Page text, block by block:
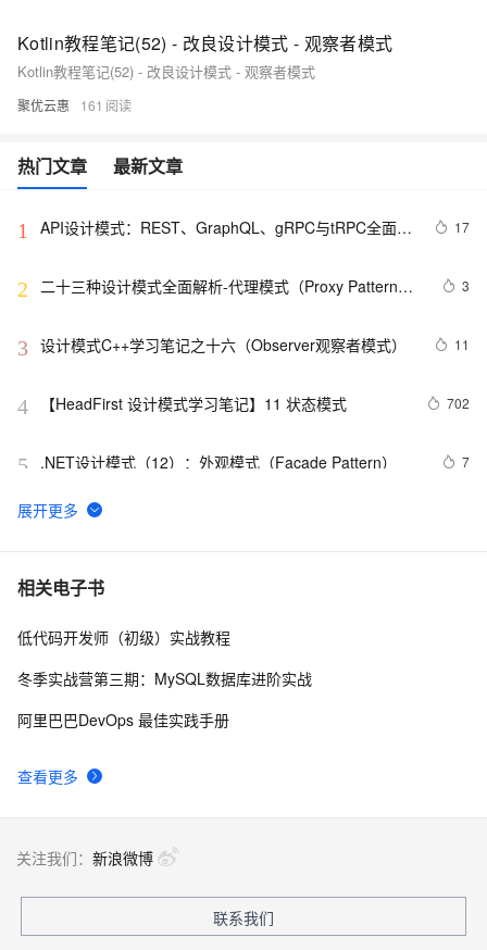
Kotlin教程笔记(52) - 改良设计模式 - 观察者模式
Kotlin教程笔记(52) - 改良设计模式 - 观察者模式
聚优云惠 161
热门文章 最新文章
1
API设计模式：REST、GraphQL、gRPC与tRPC全面解
17
2 二十三种设计模式全面解析-代理模式（Proxy Pattern）
3
3 设计模式C++学习笔记之十六（Observer观察者模式） 11
4 【HeadFirst 设计模式学习笔记】11 状态模式 702
5 .NET设计模式（12）：外观模式（Façade Pattern） 7
6
Net设计模式实例之解释器模式（Interpreter Pattern）
7 23种设计模式之策略模式（Strategy）
8 Net设计模式实例之适配器模式（Adapter Pattern）
相关电子书
查看更多
低代码开发师（初级）实战教程
冬季实战营第三期：MySQL数据库进阶实战
阿里巴巴DevOps 最佳实践手册
关注我们： 新浪微博
联系我们